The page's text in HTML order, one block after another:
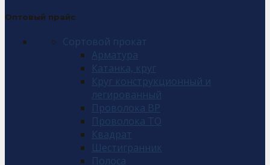
Оптовый прайс
Сортовой прокат
Арматура
Катанка, круг
Круг конструкционный и
легированный
Проволока ВР
Проволока ТО
Квадрат
Шестигранник
Полоса